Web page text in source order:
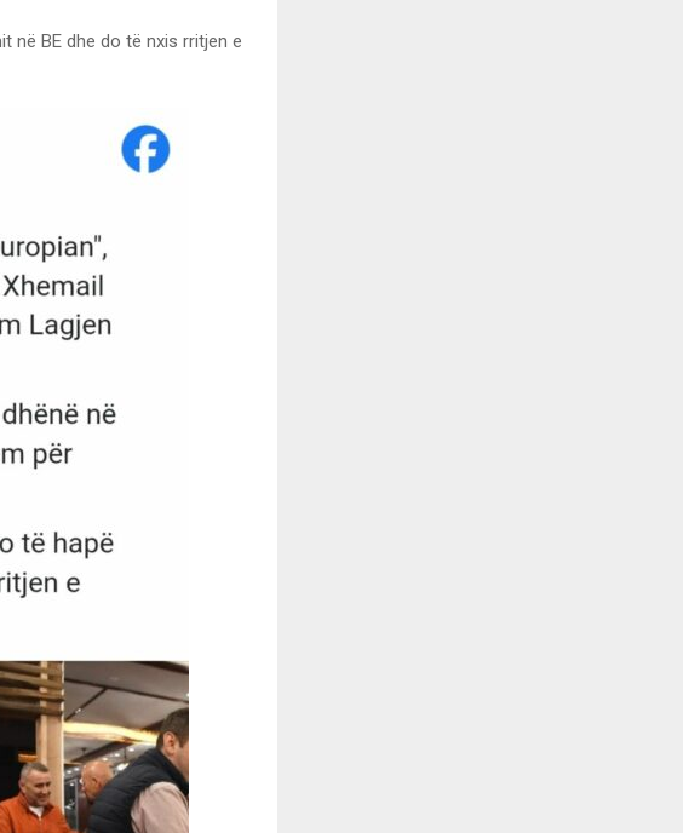
në BE dhe do të nxis rritjen e